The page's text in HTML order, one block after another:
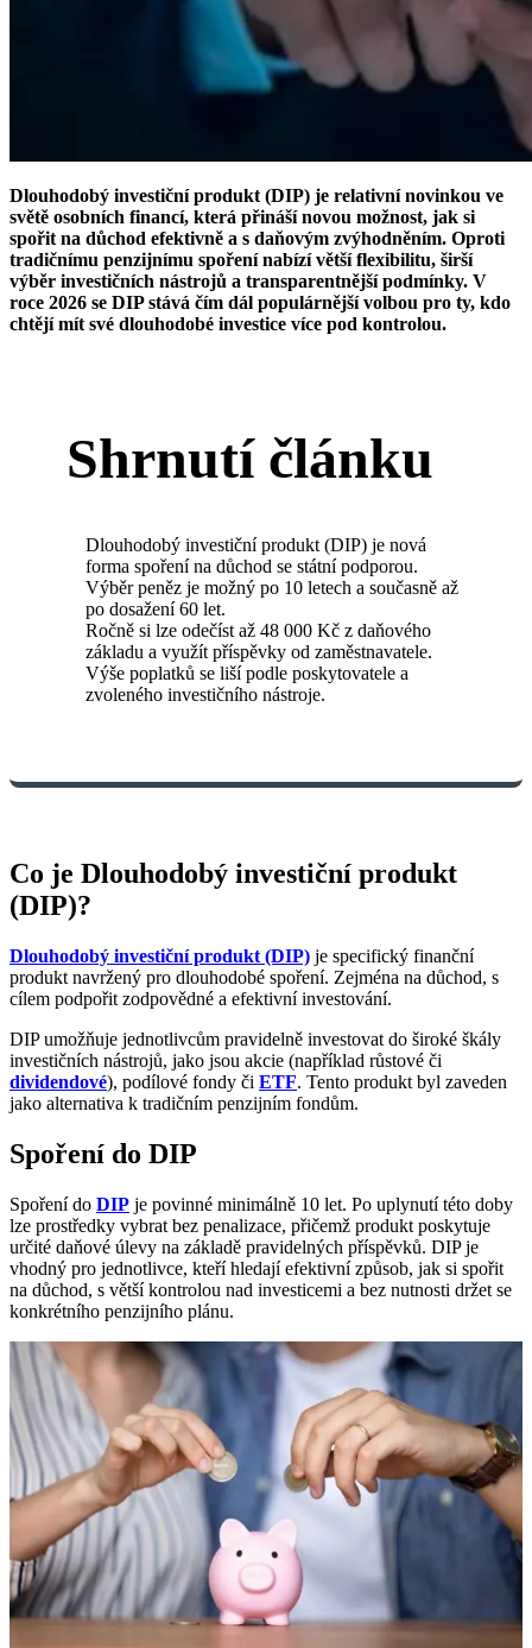
Dlouhodobý investiční produkt (DIP) je relativní novinkou ve
světě osobních financí, která přináší novou možnost, jak si
spořit na důchod efektivně a s daňovým zvýhodněním. Oproti
tradičnímu penzijnímu spoření nabízí větší flexibilitu, širší
výběr investičních nástrojů a transparentnější podmínky. V
roce 2026 se DIP stává čím dál populárnější volbou pro ty, kdo
chtějí mít své dlouhodobé investice více pod kontrolou.
Shrnutí článku
Dlouhodobý investiční produkt (DIP) je nová
forma spoření na důchod se státní podporou.
Výběr peněz je možný po 10 letech a současně až
po dosažení 60 let.
Ročně si lze odečíst až 48 000 Kč z daňového
základu a využít příspěvky od zaměstnavatele.
Výše poplatků se liší podle poskytovatele a
zvoleného investičního nástroje.
Co je Dlouhodobý investiční produkt
(DIP)?
Dlouhodobý investiční produkt (DIP) je specifický finanční
produkt navržený pro dlouhodobé spoření. Zejména na důchod, s
cílem podpořit zodpovědné a efektivní investování.
DIP umožňuje jednotlivcům pravidelně investovat do široké škály
investičních nástrojů, jako jsou akcie (například růstové či
dividendové), podílové fondy či ETF. Tento produkt byl zaveden
jako alternativa k tradičním penzijním fondům.
Spoření do DIP
Spoření do DIP je povinné minimálně 10 let. Po uplynutí této doby
lze prostředky vybrat bez penalizace, přičemž produkt poskytuje
určité daňové úlevy na základě pravidelných příspěvků. DIP je
vhodný pro jednotlivce, kteří hledají efektivní způsob, jak si spořit
na důchod, s větší kontrolou nad investicemi a bez nutnosti držet se
konkrétního penzijního plánu.